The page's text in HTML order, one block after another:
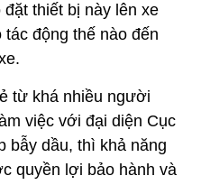
thiết bị này lên xe
động thế nào đến
từ khá nhiều người
việc với đại diện Cục
bẫy dầu, thì khả năng
quyền lợi bảo hành và